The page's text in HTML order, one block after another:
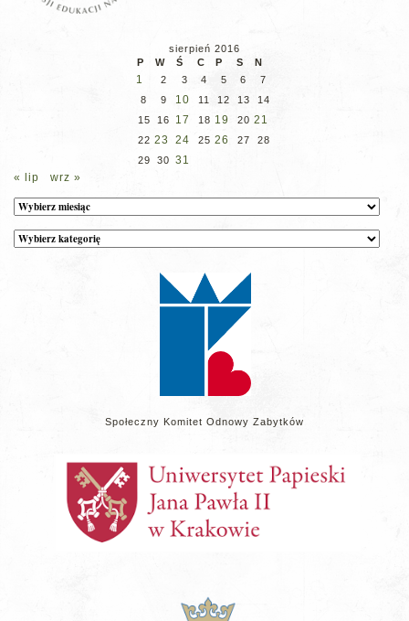
sierpień 2016
P
W Ś C P S N
1 2 3 4 5 6
7
8
9 10 11 12 13
14
15
16 17 18 19 20 21
22 23 24 25 26 27
28
29
30 31
« lip
wrz »
Archiwum
Kategorie
wpisów
Społeczny Komitet Odnowy Zabytków